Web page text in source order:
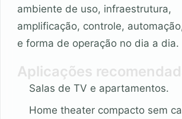
ambiente de uso, infraestrutura,
amplificação, controle,
e forma de operação no dia a dia.
Aplicações
Salas de TV e apartamentos.
Home theater compacto sem